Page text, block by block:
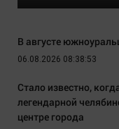
В августе
06.08.2026 08:38:53
Стало известно,
легендарной
центре города